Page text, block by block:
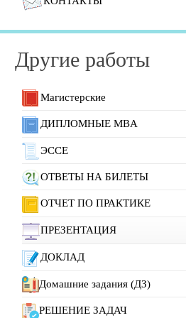
Другие работы
Магистерские
ДИПЛОМНЫЕ MBA
ЭССЕ
ОТВЕТЫ НА БИЛЕТЫ
ОТЧЕТ ПО ПРАКТИКЕ
ПРЕЗЕНТАЦИЯ
ДОКЛАД
Домашние задания (ДЗ)
РЕШЕНИЕ ЗАДАЧ